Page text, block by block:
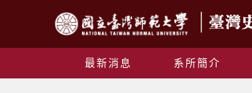
最新消息 系所簡介